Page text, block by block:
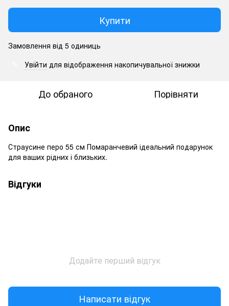
Купити
Замовлення від 5 одиниць
Увійти для відображення накопичувальної знижки
До обраного Порівняти
Опис
Страусине перо 55 см Помаранчевий ідеальний подарунок
для ваших рідних і близьких.
Відгуки
Додайте перший відгук
Написати відгук